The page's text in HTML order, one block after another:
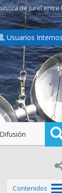
de jurel entre
Usuarios Internos
Difusión
Contenidos de